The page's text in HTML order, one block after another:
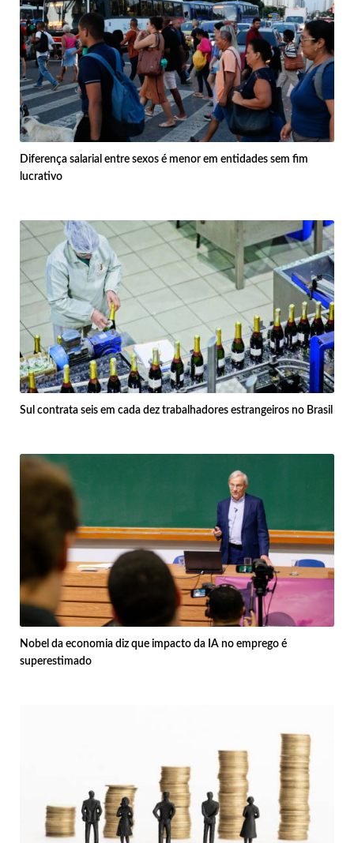
Diferença salarial entre sexos é menor em entidades sem fim
lucrativo
Sul contrata seis em cada dez trabalhadores estrangeiros no Brasil
Nobel da economia diz que impacto da IA no emprego é
superestimado